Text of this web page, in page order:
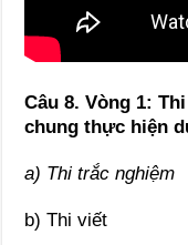
Câu 8. Vòng 1:
chung thực hiện
a) Thi trắc nghiệm
b) Thi viết